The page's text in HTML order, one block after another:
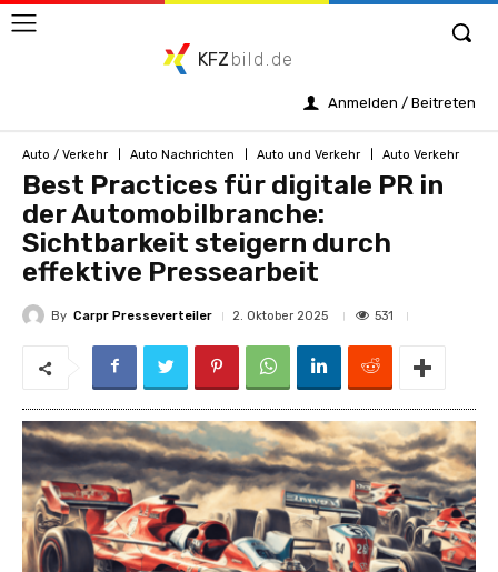
KFZ bild.de
Anmelden / Beitreten
Auto / Verkehr Auto Nachrichten Auto und Verkehr Auto Verkehr
Best Practices für digitale PR in
der Automobilbranche:
Sichtbarkeit steigern durch
effektive Pressearbeit
By Carpr Presseverteiler 2. Oktober 2025 531